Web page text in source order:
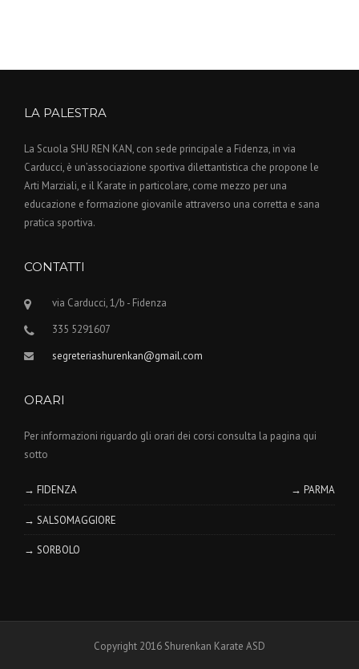
LA PALESTRA
La Scuola SHU REN KAN, con sede principale a Fidenza, in via
Carducci, è un’associazione sportiva dilettantistica che propone le
Arti Marziali, e il Karate in particolare, come mezzo per una
educazione e formazione giovanile attraverso una corretta e sana
pratica sportiva.
CONTATTI
via Carducci, 1/b - Fidenza
335 5291607
segreteriashurenkan@gmail.com
ORARI
Per informazioni riguardo gli orari dei corsi consulta la pagina qui
sotto
→ FIDENZA → PARMA
→ SALSOMAGGIORE
→ SORBOLO
Copyright 2016 Shurenkan Karate ASD